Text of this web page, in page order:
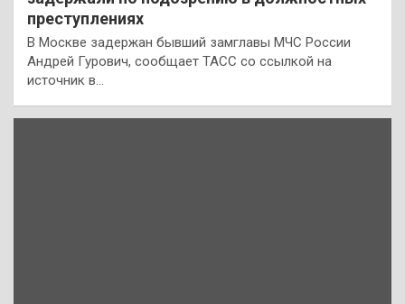
преступлениях
В Москве задержан бывший замглавы МЧС России
Андрей Гурович, сообщает ТАСС со ссылкой на
источник в…